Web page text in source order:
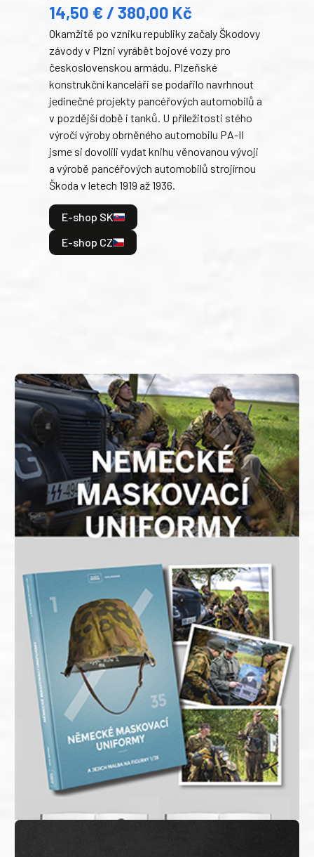
14,50 € / 380,00 Kč
Okamžitě po vzniku republiky začaly Škodovy
závody v Plzni vyrábět bojové vozy pro
československou armádu. Plzeňské
konstrukční kanceláři se podařilo navrhnout
jedinečné projekty pancéřových automobilů a
v pozdější době i tanků. U příležitosti stého
výročí výroby obrněného automobilu PA-II
jsme si dovolili vydat knihu věnovanou vývoji
a výrobě pancéřových automobilů strojírnou
Škoda v letech 1919 až 1936.
E-shop SK
E-shop CZ